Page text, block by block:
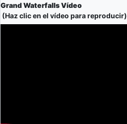
Grand Waterfalls Vídeo
(Haz clic en el vídeo para reproducir)